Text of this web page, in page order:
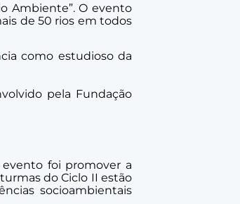
Ambiente”. O evento
de 50 rios em todos
como estudioso da
pela Fundação
foi promover a
do Ciclo II estão
socioambientais